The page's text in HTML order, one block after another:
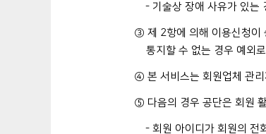
- 기술상 장애 사유가 있는
③ 제 2항에 의해 이용신청이
통지할 수 없는 경우 예외
④ 본 서비스는 회원업체 관리
⑤ 다음의 경우 공단은 회원
- 회원 아이디가 회원의 전